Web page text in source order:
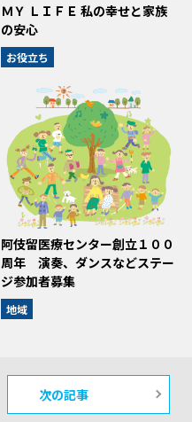
ＭＹ ＬＩＦＥ 私の幸せと家族
の安心
お役立ち
阿伎留医療センター創立１００
周年 演奏、ダンスなどステー
ジ参加者募集
地域
次の記事